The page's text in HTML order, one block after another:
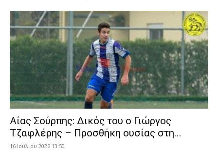
Αίας Σούρπης: Δικός του ο Γιώργος
Τζαφλέρης – Προσθήκη ουσίας στη...
16 Ιουλίου 2026 13:50